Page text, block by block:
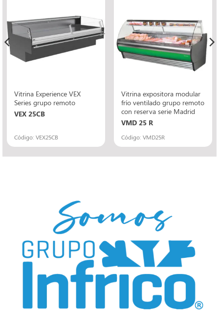
Vitrina Experience VEX
Series grupo remoto
VEX 25CB
Código: VEX25CB
Vitrina expositora modular
frío ventilado grupo remoto
con reserva serie Madrid
VMD 25 R
Código: VMD25R